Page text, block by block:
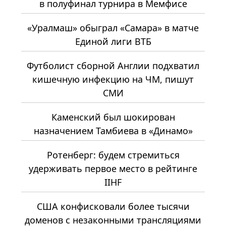
в полуфинал турнира в Мемфисе
«Уралмаш» обыграл «Самара» в матче
Единой лиги ВТБ
Футболист сборной Англии подхватил
кишечную инфекцию на ЧМ, пишут
СМИ
Каменский был шокирован
назначением Тамбиева в «Динамо»
Ротенберг: будем стремиться
удерживать первое место в рейтинге
IIHF
США конфисковали более тысячи
доменов с незаконными трансляциями